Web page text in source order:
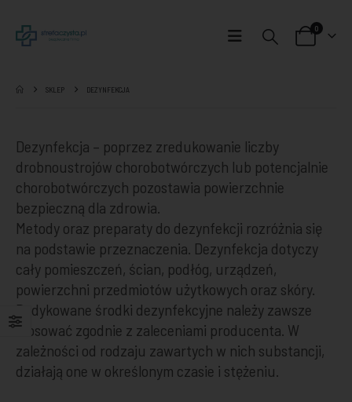
0
SKLEP DEZYNFEKCJA
Dezynfekcja – poprzez zredukowanie liczby
drobnoustrojów chorobotwórczych lub potencjalnie
chorobotwórczych pozostawia powierzchnie
bezpieczną dla zdrowia.
Metody oraz preparaty do dezynfekcji rozróżnia się
na podstawie przeznaczenia. Dezynfekcja dotyczy
cały pomieszczeń, ścian, podłóg, urządzeń,
powierzchni przedmiotów użytkowych oraz skóry.
Dedykowane środki dezynfekcyjne należy zawsze
stosować zgodnie z zaleceniami producenta. W
zależności od rodzaju zawartych w nich substancji,
działają one w określonym czasie i stężeniu.